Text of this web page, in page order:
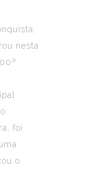
nesta
foi
o